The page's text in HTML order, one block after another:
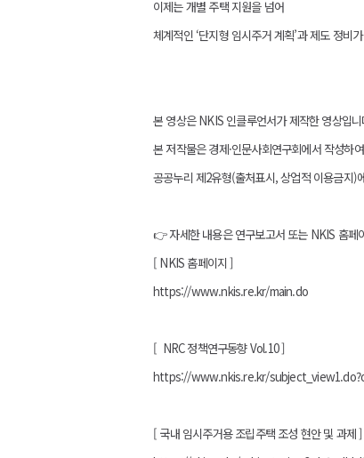
이제는 개별 주택 지원을 넘어
체계적인 ‘단지형 임시주거 계획’과 제도 정비
본 영상은 NKIS 인클루언서가 제작한 영상입니
본 저작물은 경제·인문사회연구회에서 작성하여
공공누리 제2유형(출처표시, 상업적 이용금지)
👉 자세한 내용은 연구보고서 또는 NKIS 홈페
[ NKIS 홈페이지 ]
https://www.nkis.re.kr/main.do
[ NRC 정책연구동향 Vol.10 ]
https://www.nkis.re.kr/
[ 국내 임시주거용 조립주택 조성 현안 및 과제 ]